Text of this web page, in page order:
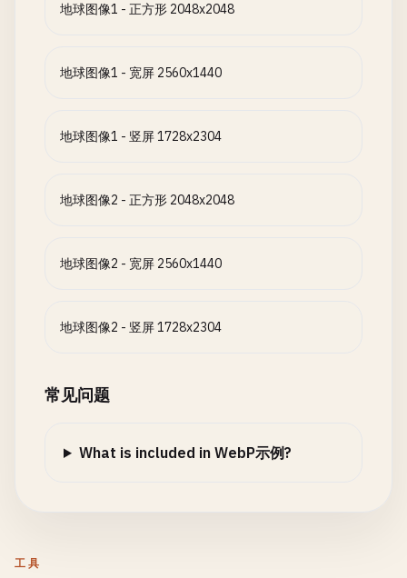
地球图像1 - 正方形 2048x2048
地球图像1 - 宽屏 2560x1440
地球图像1 - 竖屏 1728x2304
地球图像2 - 正方形 2048x2048
地球图像2 - 宽屏 2560x1440
地球图像2 - 竖屏 1728x2304
常见问题
What is included in WebP示例?
工具